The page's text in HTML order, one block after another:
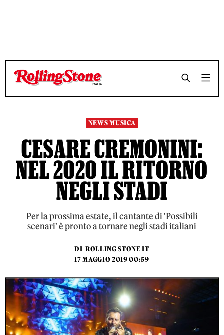
TEMPO DI LETTURA 2 MINUTI SHARE
TEMPO DI LETTURA 2 MINUTI SHARE
NEWS MUSICA
CESARE CREMONINI:
NEL 2020 IL RITORNO
NEGLI STADI
Per la prossima estate, il cantante di 'Possibili
scenari' è pronto a tornare negli stadi italiani
DI ROLLING STONE IT
17 MAGGIO 2019 00:59